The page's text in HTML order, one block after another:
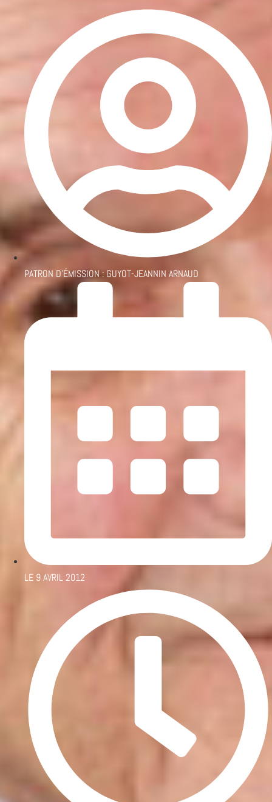
PATRON D'ÉMISSION :GUYOT-JEANNIN ARNAUD
LE 9 AVRIL 2012